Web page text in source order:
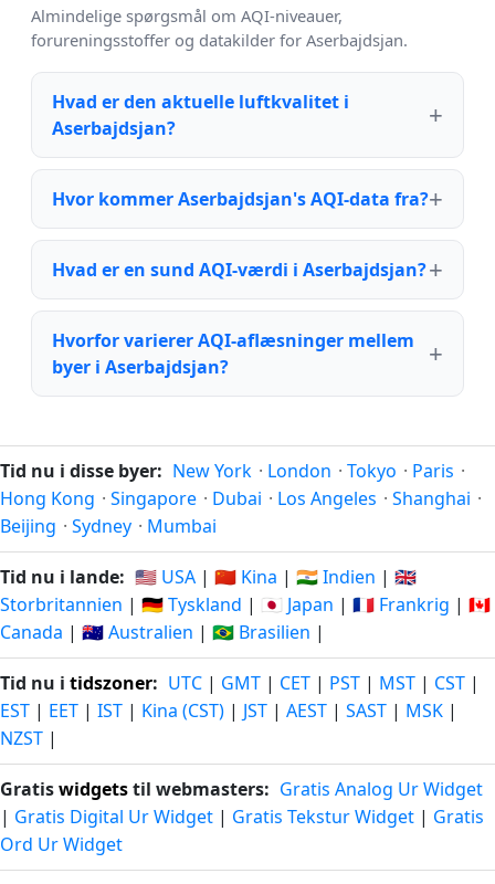
Almindelige spørgsmål om AQI-niveauer,
forureningsstoffer og datakilder for Aserbajdsjan.
Hvad er den aktuelle luftkvalitet i
Aserbajdsjan?
Hvor kommer Aserbajdsjan's AQI-data fra?
Hvad er en sund AQI-værdi i Aserbajdsjan?
Hvorfor varierer AQI-aflæsninger mellem
byer i Aserbajdsjan?
Tid nu i disse byer: New York · London · Tokyo · Paris ·
Hong Kong · Singapore · Dubai · Los Angeles · Shanghai ·
Beijing · Sydney · Mumbai
Tid nu i lande: 🇺🇸 USA | 🇨🇳 Kina | 🇮🇳 Indien | 🇬🇧
Storbritannien | 🇩🇪 Tyskland | 🇯🇵 Japan | 🇫🇷 Frankrig | 🇨🇦
Canada | 🇦🇺 Australien | 🇧🇷 Brasilien |
Tid nu i tidszoner: UTC | GMT | CET | PST | MST | CST |
EST | EET | IST | Kina (CST) | JST | AEST | SAST | MSK |
NZST |
Gratiswidgetstil webmasters: Gratis Analog Ur Widget
| Gratis Digital Ur Widget | Gratis Tekstur Widget | Gratis
Ord Ur Widget